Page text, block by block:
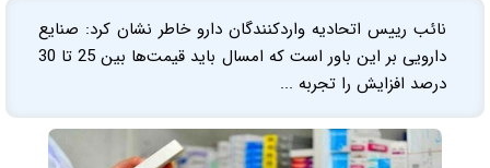
نائب رییس اتحادیه واردکنندگان دارو خاطر نشان کرد: صنایع
دارویی بر این باور است که امسال باید قیمت‌ها بین 25 تا 30
درصد افزایش را تجربه ...